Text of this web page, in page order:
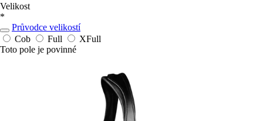
Velikost
*
Průvodce velikostí
Cob
Full
XFull
Toto pole je povinné